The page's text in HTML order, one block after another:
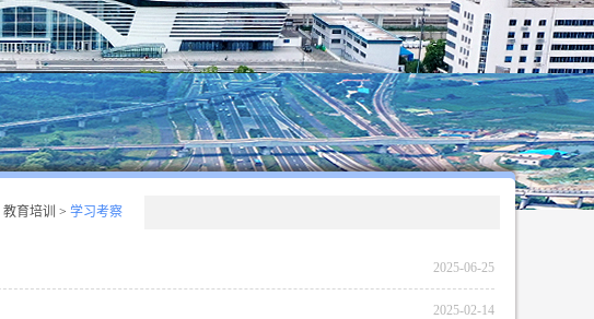
教育培训 > 学习考察
2025-06-25
2025-02-14